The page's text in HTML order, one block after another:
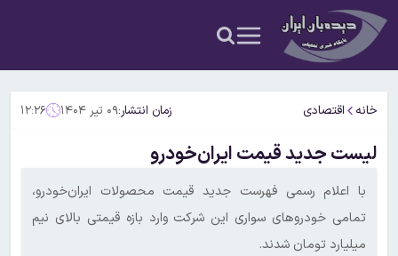
خانه اقتصادی زمان انتشار:۰۹ تیر ۱۴۰۴ ۱۲:۲۶
لیست جدید قیمت ایران‌خودرو
با اعلام رسمی فهرست جدید قیمت محصولات ایران‌خودرو،
تمامی خودروهای سواری این شرکت وارد بازه قیمتی بالای نیم
میلیارد تومان شدند.